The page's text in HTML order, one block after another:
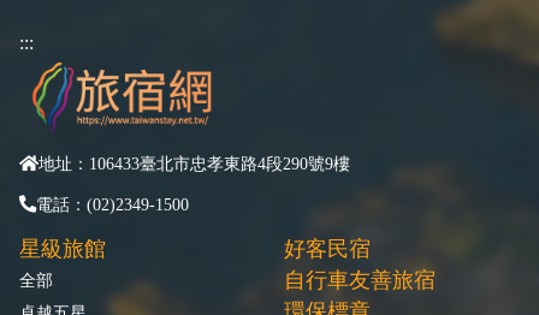
:::
地址：106433臺北市忠孝東路4段290號9樓
電話：(02)2349-1500
星級旅館
全部
好客民宿
自行車友善旅宿